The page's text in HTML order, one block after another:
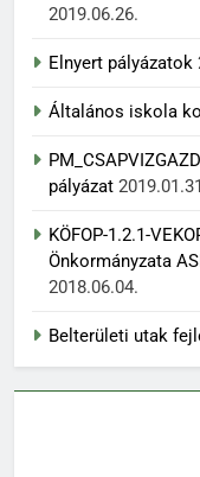
2019.06.26.
Elnyert pályázatok
Általános iskola
pályázat
KÖFOP-1.2.1-
Önkormányzata
2018.06.04.
Belterületi utak